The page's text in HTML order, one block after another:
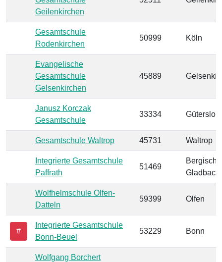
Geilenkirchen
Gesamtschule
Rodenkirchen
50999 Köln
Evangelische
Gesamtschule
Gelsenkirchen
45889
Janusz Korczak
Gesamtschule
33334 Gütersloh
Gesamtschule Waltrop 45731 Waltrop
Integrierte Gesamtschule
Paffrath
51469
Bergisch
Gladbach
Wolfhelmschule Olfen-
Datteln
59399 Olfen
#
Integrierte Gesamtschule
Bonn-Beuel
53229 Bonn
Wolfgang Borchert